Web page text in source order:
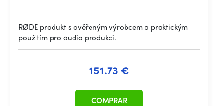
RØDE produkt s ověřeným výrobcem a praktickým
použitím pro audio produkci.
151.73 €
COMPRAR